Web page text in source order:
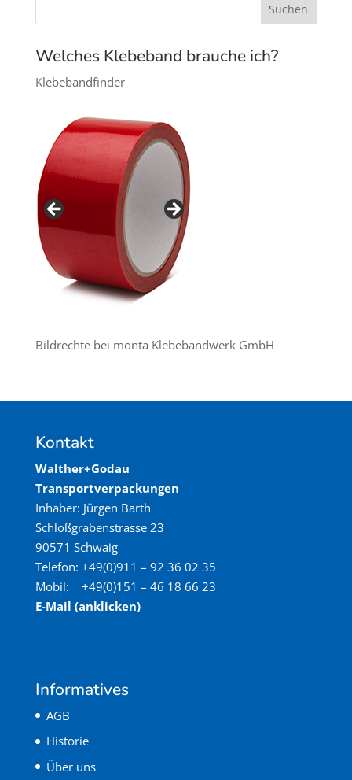
Welches Klebeband brauche ich?
Klebebandfinder
Bildrechte bei monta Klebebandwerk GmbH
Kontakt
Walther+Godau
Transportverpackungen
Inhaber: Jürgen Barth
Schloßgrabenstrasse 23
90571 Schwaig
Telefon: +49(0)911 – 92 36 02 35
Mobil: +49(0)151 – 46 18 66 23
E-Mail (anklicken)
Informatives
AGB
Historie
Über uns